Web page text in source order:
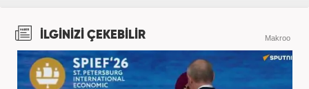
İLGİNİZİ ÇEKEBİLİR Makroo